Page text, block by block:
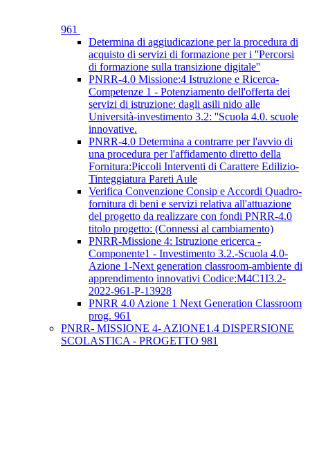
961
Determina di aggiudicazione per la procedura di
acquisto di servizi di formazione per i ''Percorsi
di formazione sulla transizione digitale''
PNRR-4.0 Missione:4 Istruzione e Ricerca-
Competenze 1 - Potenziamento dell'offerta dei
servizi di istruzione: dagli asili nido alle
Università-investimento 3.2: ''Scuola 4.0. scuole
innovative.
PNRR-4.0 Determina a contrarre per l'avvio di
una procedura per l'affidamento diretto della
Fornitura:Piccoli Interventi di Carattere Edilizio-
Tinteggiatura Pareti Aule
Verifica Convenzione Consip e Accordi Quadro-
fornitura di beni e servizi relativa all'attuazione
del progetto da realizzare con fondi PNRR-4.0
titolo progetto: (Connessi al cambiamento)
PNRR-Missione 4: Istruzione ericerca -
Componente1 - Investimento 3.2.-Scuola 4.0-
Azione 1-Next generation classroom-ambiente di
apprendimento innovativi Codice:M4C1I3.2-
2022-961-P-13928
PNRR 4.0 Azione 1 Next Generation Classroom
prog. 961
PNRR- MISSIONE 4- AZIONE1.4 DISPERSIONE
SCOLASTICA - PROGETTO 981